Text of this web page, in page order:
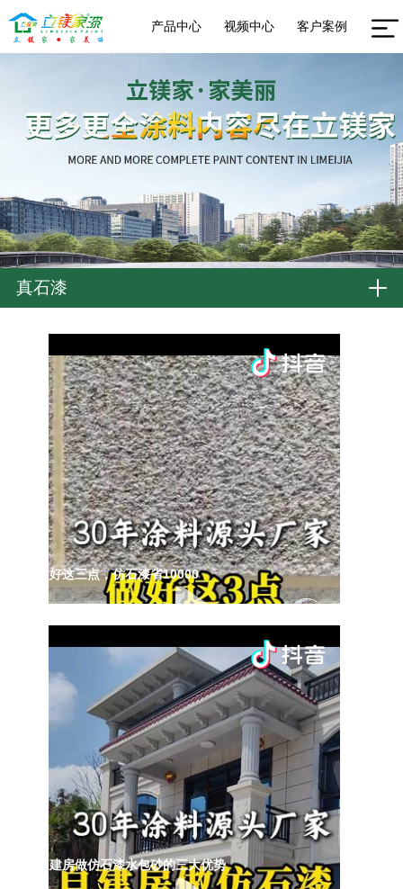
产品中心 视频中心 客户案例
真石漆
做好这三点，仿石漆省10000
自建房做仿石漆水包砂的三大优势